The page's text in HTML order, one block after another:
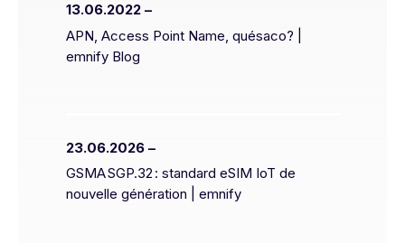
13.06.2022 –
APN, Access Point Name, quésaco? |
emnify Blog
23.06.2026 –
GSMA SGP.32 : standard eSIM IoT de
nouvelle génération | emnify